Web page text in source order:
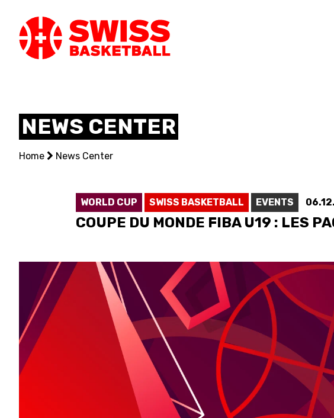
NATIONAL TEAMS
NATIONAL COMPETITIONS
YOUTH
MINI BASKET
BASKET EN FAUTEUIL ROULANT
U18 MEN
U16 MEN
U23 MEN
U21 MEN
U17 MEN
NEWS CENTER
Home News Center
WORLD CUP SWISS BASKETBALL EVENTS
​COUPE DU MONDE FIBA U19 : LES